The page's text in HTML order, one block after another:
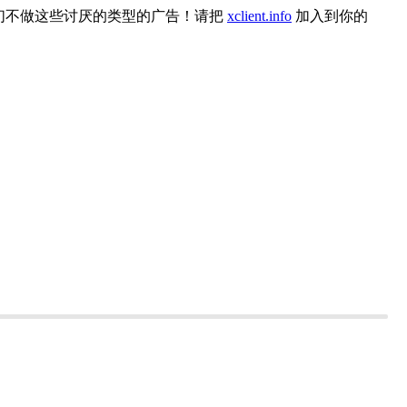
做这些讨厌的类型的广告！请把 xclient.info 加入到你的